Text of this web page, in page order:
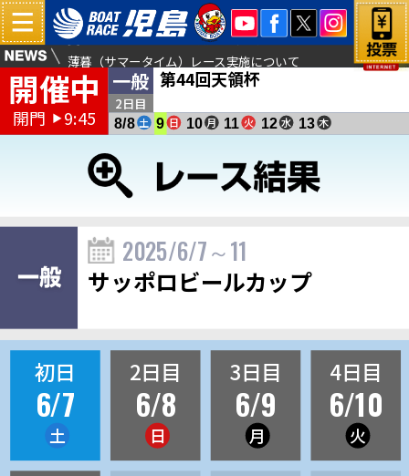
開催中
開門 ▶9:45
一般 第44回天領杯
2日目
8/8 土 9 日 10 月 11 火 12 水 13 木
倉敷児島塩結びカフェよりお得な商品販売のお知らせ
夏休みキッズイベント開催！（第４４回天領杯）
薄暮（サマータイム）レース実施について
夏休みキッズイベント開催！（ヴィーナスシリーズ第１０
2025/6/7～11
サッポロビールカップ
初日
6/7
土
2日目
6/8
日
3日目
6/9
月
4日目
6/10
火